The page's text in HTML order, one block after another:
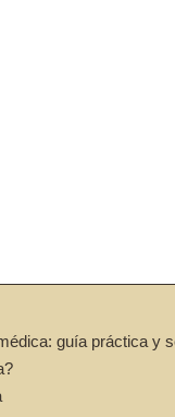
guía práctica y